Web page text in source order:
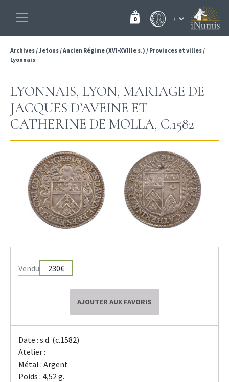
0
Archives/Jetons/Ancien Régime (XVI-XVIIIe s.) / Provinces et villes/
Lyonnais
LYONNAIS, LYON, MARIAGE DE
JACQUES D’AVEINE ET
CATHERINE DE MOLLA, C.1582
Vendu 230€
AJOUTER AUX FAVORIS
Date : s.d. (c.1582)
Atelier :
Métal : Argent
Poids : 4,52 g.